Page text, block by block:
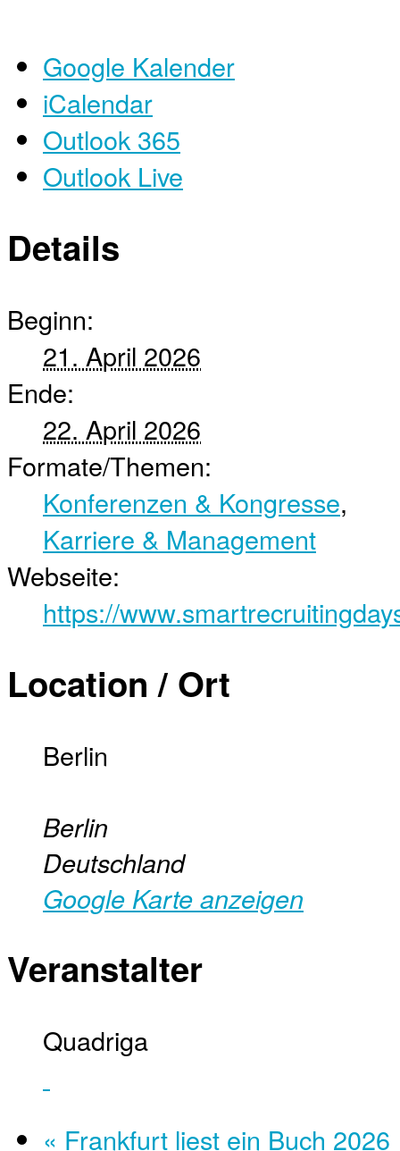
Google Kalender
iCalendar
Outlook 365
Outlook Live
Details
Beginn:
21. April 2026
Ende:
22. April 2026
Formate/Themen:
Konferenzen & Kongresse,
Karriere & Management
Webseite:
https://
Location / Ort
Berlin
Berlin
Deutschland
Google Karte anzeigen
Veranstalter
Quadriga
« Frankfurt liest ein Buch 2026